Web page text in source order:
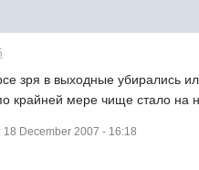
зря в выходные убирались
крайней мере чище стало на
December 2007 - 16:18